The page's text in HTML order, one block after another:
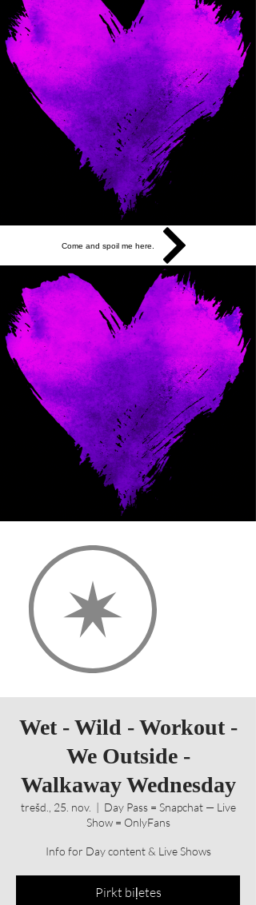
Come and spoil me here.
Wet - Wild - Workout -
We Outside -
Walkaway Wednesday
trešd., 25. nov.
  |
Day Pass = Snapchat — Live
Show = OnlyFans
Info for Day content & Live Shows
Pirkt biļetes